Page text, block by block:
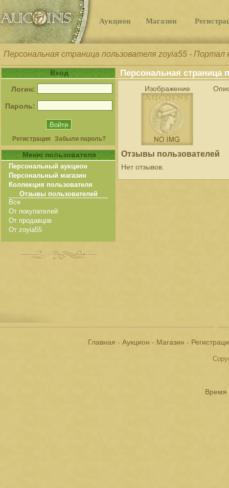
Аукцион Магазин
Персональная страница пользователя zoyia55 - Портал
Вход
Логин:
Пароль:
Регистрация Забыли пароль?
Меню пользователя
Персональный аукцион
Персональный магазин
Коллекция пользователя
Отзывы пользователей
Все
От покупателей
От продавцов
От zoyia55
Персональная страница
Изображение
Отзывы пользователей
Нет отзывов.
Главная - Аукцион - Магазин -
Время